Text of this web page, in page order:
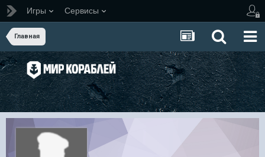
Игры Сервисы
Главная